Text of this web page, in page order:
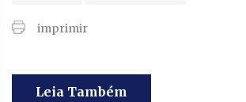
imprimir
Leia Também